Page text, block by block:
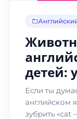
детей:
Если ты
английском
зубрить «cat